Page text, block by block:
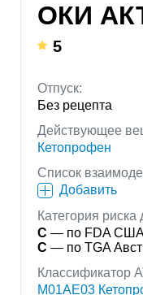
ОКИ
5
Отпуск:
Без рецепта
Действующее
Кетопрофен
Список
Добавить
Категория
C — по FDA
C — по TGA
Классификатор
M01AE03